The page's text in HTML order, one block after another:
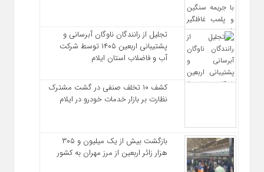
تجلیل از رانندگان ناوگان آبرسانی و
پشتیبانی اربعین ۱۴۰۵ توسط شرکت
آب و فاضلاب استان ایلام
کشف ۱۰ تخلف صنفی در گشت مشترک
نظارت بر بازار خدمات خودرو در ایلام
بازگشت بیش از یک میلیون و ۳۰۵
هزار زائر اربعین از مرز مهران به کشور